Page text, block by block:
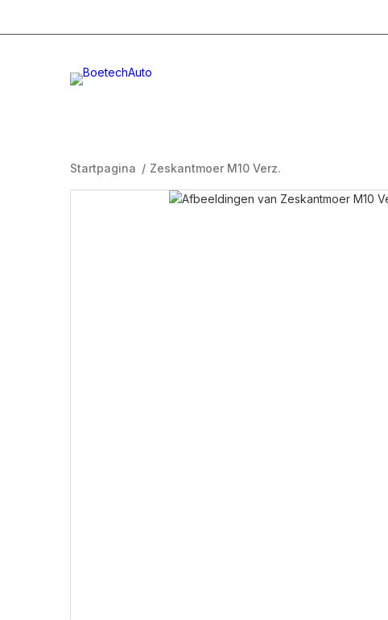
Startpagina / Zeskantmoer M10 Verz.